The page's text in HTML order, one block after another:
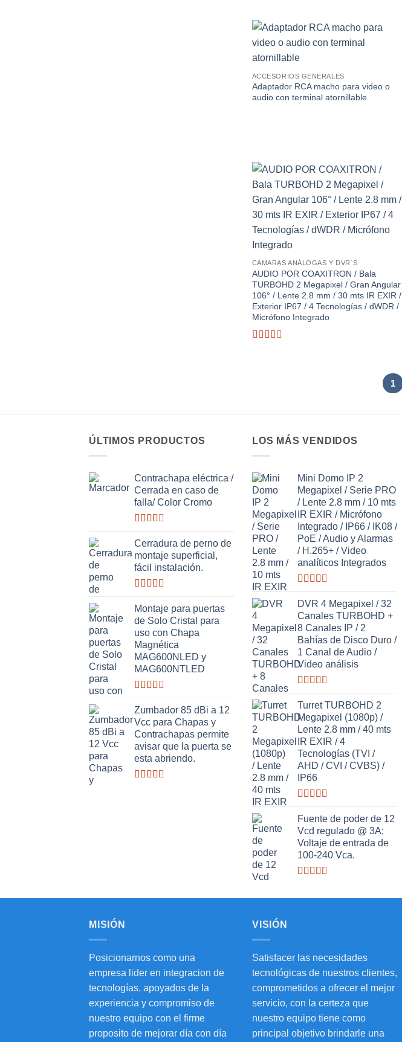
ACCESORIOS GENERALES
Adaptador RCA macho para video o
audio con terminal atornillable
Añadir
a la
lista de
deseos
CÁMARAS ANÁLOGAS Y DVR´S
AUDIO POR COAXITRON / Bala
TURBOHD 2 Megapixel / Gran Angular
106° / Lente 2.8 mm / 30 mts IR EXIR /
Exterior IP67 / 4 Tecnologías / dWDR /
Micrófono Integrado
1
ÚLTIMOS PRODUCTOS
Contrachapa eléctrica /
Cerrada en caso de
falla/ Color Cromo
con
2.51
de 5
Cerradura de perno de
montaje superficial,
fácil instalación.
con
2.63
de 5
Montaje para puertas
de Solo Cristal para
uso con Chapa
Magnética
MAG600NLED y
MAG600NTLED
con
2.50
de 5
Zumbador 85 dBi a 12
Vcc para Chapas y
Contrachapas permite
avisar que la puerta se
esta abriendo.
LOS MÁS VENDIDOS
Mini Domo IP 2
Megapixel / Serie PRO
/ Lente 2.8 mm / 10 mts
IR EXIR / Micrófono
Integrado / IP66 / IK08 /
PoE / Audio y Alarmas
/ H.265+ / Video
analíticos Integrados
con
2.58
de 5
DVR 4 Megapixel / 32
Canales TURBOHD +
8 Canales IP / 2
Bahías de Disco Duro /
1 Canal de Audio /
Video análisis
con
2.64
de 5
Turret TURBOHD 2
Megapixel (1080p) /
Lente 2.8 mm / 40 mts
IR EXIR / 4
Tecnologías (TVI /
AHD / CVI / CVBS) /
IP66
con
2.97 de
5
Fuente de poder de 12
Vcd regulado @ 3A;
Voltaje de entrada de
100-240 Vca.
MISIÓN
Posicionarnos como una
empresa lider en integracion de
tecnologías, apoyados de la
experiencia y compromiso de
nuestro equipo con el firme
proposito de mejorar día con día
VISIÓN
Satisfacer las necesidades
tecnológicas de nuestros clientes,
comprometidos a ofrecer el mejor
servicio, con la certeza que
nuestro equipo tiene como
principal objetivo brindarle una